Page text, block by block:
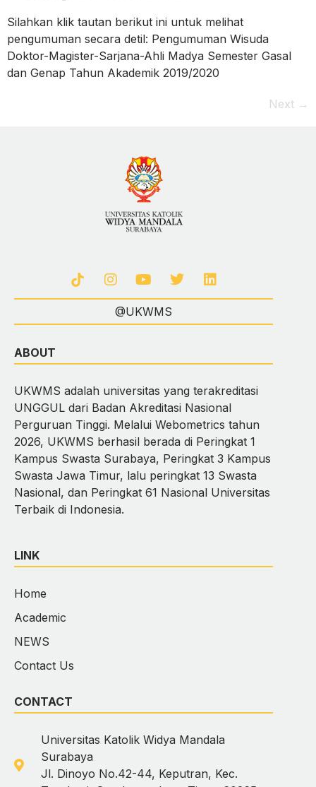
Silahkan klik tautan berikut ini untuk melihat
pengumuman secara detil: Pengumuman Wisuda
Doktor-Magister-Sarjana-Ahli Madya Semester Gasal
dan Genap Tahun Akademik 2019/2020
Next →
@UKWMS
ABOUT
UKWMS adalah universitas yang terakreditasi
UNGGUL dari Badan Akreditasi Nasional
Perguruan Tinggi. Melalui Webometrics tahun
2026, UKWMS berhasil berada di Peringkat 1
Kampus Swasta Surabaya, Peringkat 3 Kampus
Swasta Jawa Timur, lalu peringkat 13 Swasta
Nasional, dan Peringkat 61 Nasional Universitas
Terbaik di Indonesia.
LINK
Home
Academic
NEWS
Contact Us
CONTACT
Universitas Katolik Widya Mandala
Surabaya
Jl. Dinoyo No.42-44, Keputran, Kec.